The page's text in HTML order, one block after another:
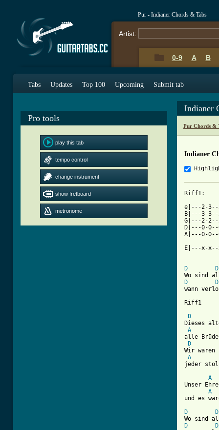
Pur - Indianer Chords & Tabs
Artist:
0-9 A B
Tabs Updates Top 100 Upcoming Submit tab
Pro tools
play this tab
tempo control
change instrument
show fretboard
metronome
Indianer
Pur Chords &
Indianer
Riff1:
e|---2-
B|---3-
G|---2-
D|---0-
A|---0-
E|---x-
D
D
wann
Riff1
D
Dieses
A
alle
D
Wir
A
jeder
A
Unser
A
und es
D
D